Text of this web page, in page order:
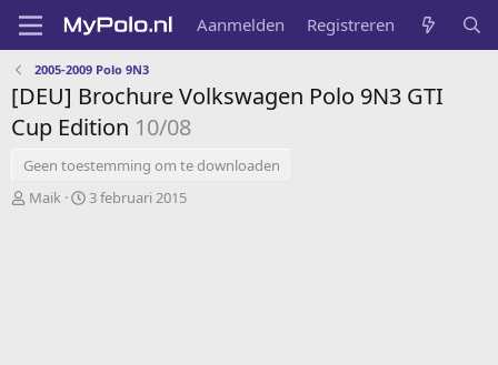
Aanmelden Registreren
2005-2009 Polo 9N3
[DEU] Brochure Volkswagen Polo 9N3 GTI
Cup Edition 10/08
Geen toestemming om te downloaden
A
Maik
G
3 februari 2015